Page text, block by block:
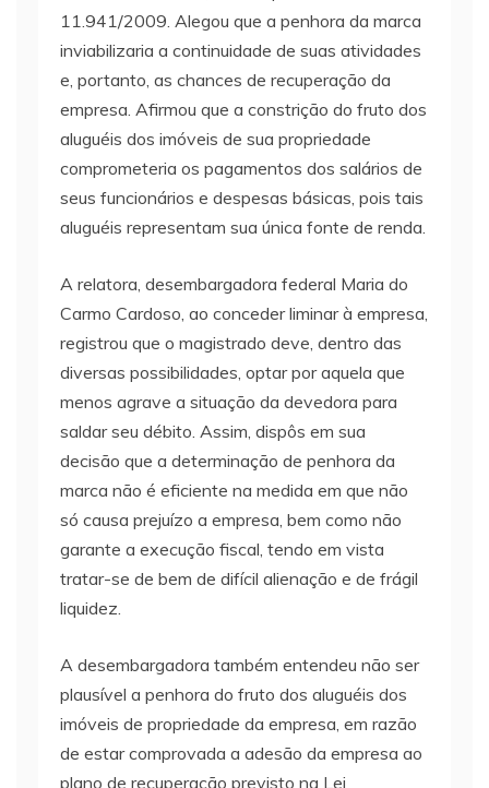
11.941/2009. Alegou que a penhora da marca
inviabilizaria a continuidade de suas atividades
e, portanto, as chances de recuperação da
empresa. Afirmou que a constrição do fruto dos
aluguéis dos imóveis de sua propriedade
comprometeria os pagamentos dos salários de
seus funcionários e despesas básicas, pois tais
aluguéis representam sua única fonte de renda.
A relatora, desembargadora federal Maria do
Carmo Cardoso, ao conceder liminar à empresa,
registrou que o magistrado deve, dentro das
diversas possibilidades, optar por aquela que
menos agrave a situação da devedora para
saldar seu débito. Assim, dispôs em sua
decisão que a determinação de penhora da
marca não é eficiente na medida em que não
só causa prejuízo a empresa, bem como não
garante a execução fiscal, tendo em vista
tratar-se de bem de difícil alienação e de frágil
liquidez.
A desembargadora também entendeu não ser
plausível a penhora do fruto dos aluguéis dos
imóveis de propriedade da empresa, em razão
de estar comprovada a adesão da empresa ao
plano de recuperação previsto na Lei